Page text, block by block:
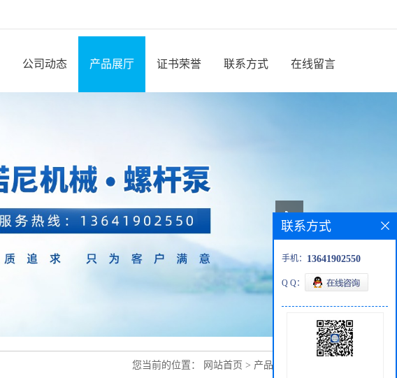
公司动态 产品展厅 证书荣誉 联系方式 在线留言
您当前的位置： 网站首页 > 产品展厅
联系方式
手机： 13641902550
Q Q：